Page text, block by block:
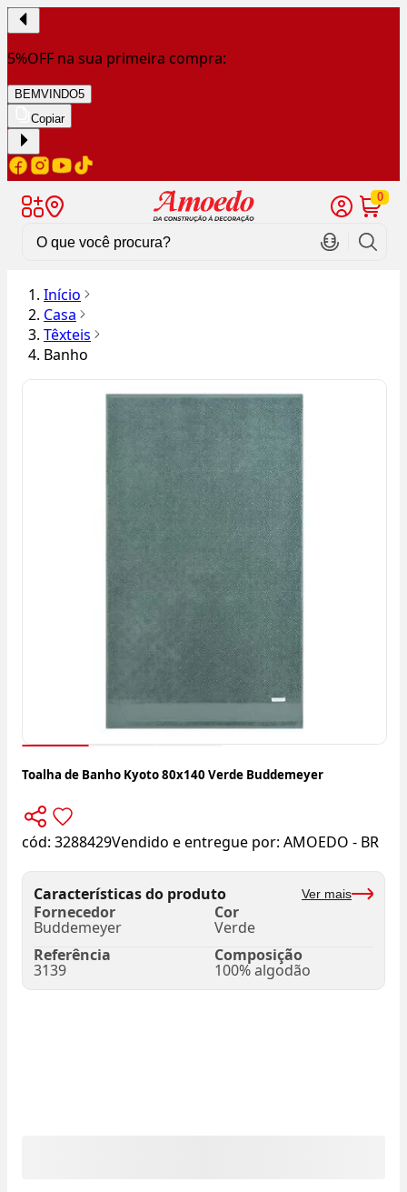
5%OFF na sua primeira compra:
BEMVINDO5
Copiar
0
Início
Casa
Têxteis
Banho
Toalha de Banho Kyoto 80x140 Verde Buddemeyer
cód: 3288429Vendido e entregue por: AMOEDO - BR
Características do produto Ver mais
Fornecedor
Buddemeyer
Cor
Verde
Referência
3139
Composição
100% algodão